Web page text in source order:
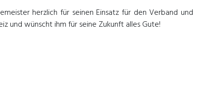
herzlich für seinen Einsatz für den Verband und
und wünscht ihm für seine Zukunft alles Gute!